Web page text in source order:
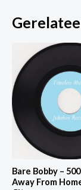
aantal
Bare Bobby –
Away From